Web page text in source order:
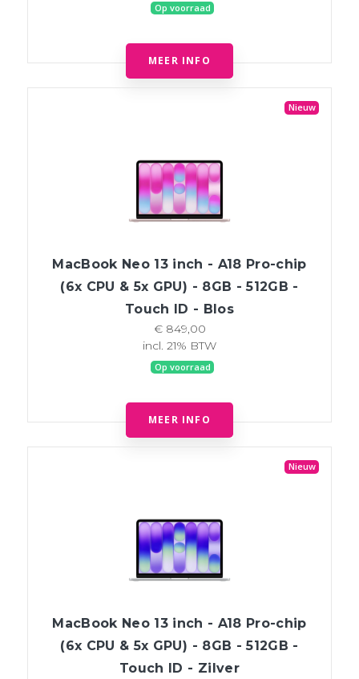
Op voorraad
MEER INFO
Nieuw
MacBook Neo 13 inch - A18 Pro-chip
(6x CPU & 5x GPU) - 8GB - 512GB -
Touch ID - Blos
€ 849,00
incl. 21% BTW
Op voorraad
MEER INFO
Nieuw
MacBook Neo 13 inch - A18 Pro-chip
(6x CPU & 5x GPU) - 8GB - 512GB -
Touch ID - Zilver